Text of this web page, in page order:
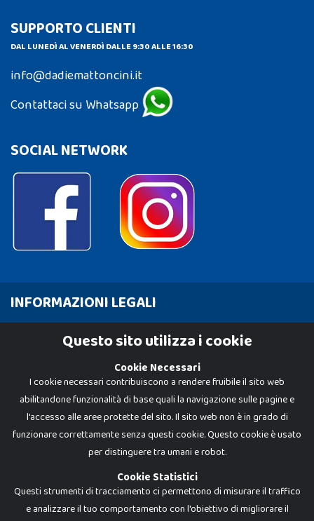
SUPPORTO CLIENTI
DAL LUNEDÌ AL VENERDÌ DALLE 9:30 ALLE 16:30
info@dadiemattoncini.it
Contattaci su Whatsapp
SOCIAL NETWORK
INFORMAZIONI LEGALI
Cookie PolicyQuesto sito utilizza i cookie
Cookie Necessari
I cookie necessari contribuiscono a rendere fruibile il sito web
abilitandone funzionalità di base quali la navigazione sulle pagine e
l'accesso alle aree protette del sito. Il sito web non è in grado di
funzionare correttamente senza questi cookie. Questo cookie è usato
per distinguere tra umani e robot.
Cookie Statistici
Questi strumenti di tracciamento ci permettono di misurare il traffico
e analizzare il tuo comportamento con l'obiettivo di migliorare il